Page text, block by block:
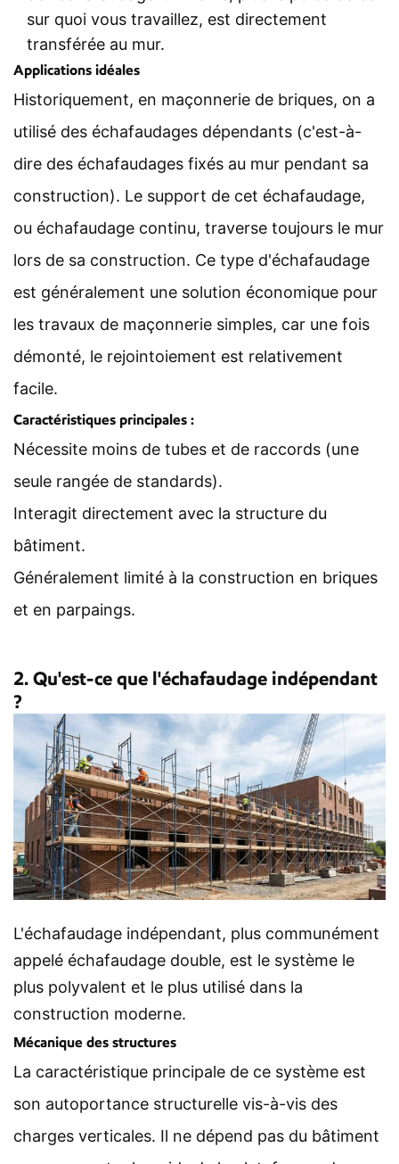
sur quoi vous travaillez, est directement
transférée au mur.
Applications idéales
Historiquement, en maçonnerie de briques, on a
utilisé des échafaudages dépendants (c'est-à-
dire des échafaudages fixés au mur pendant sa
construction). Le support de cet échafaudage,
ou échafaudage continu, traverse toujours le mur
lors de sa construction. Ce type d'échafaudage
est généralement une solution économique pour
les travaux de maçonnerie simples, car une fois
démonté, le rejointoiement est relativement
facile.
Caractéristiques principales :
Nécessite moins de tubes et de raccords (une
seule rangée de standards).
Interagit directement avec la structure du
bâtiment.
Généralement limité à la construction en briques
et en parpaings.
2. Qu'est-ce que l'échafaudage indépendant
?
L'échafaudage indépendant, plus communément
appelé échafaudage double, est le système le
plus polyvalent et le plus utilisé dans la
construction moderne.
Mécanique des structures
La caractéristique principale de ce système est
son autoportance structurelle vis-à-vis des
charges verticales. Il ne dépend pas du bâtiment